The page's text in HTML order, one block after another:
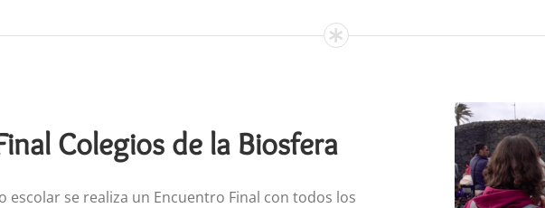
Colegios de la Biosfera
escolar se realiza un Encuentro Final con todos los